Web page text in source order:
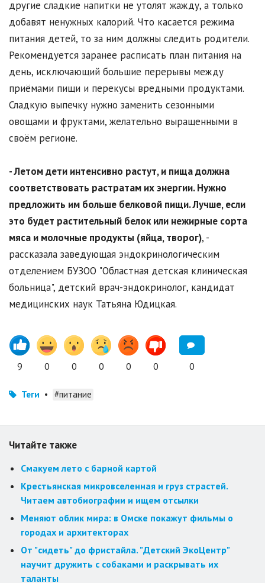
другие сладкие напитки не утолят жажду, а только
добавят ненужных калорий. Что касается режима
питания детей, то за ним должны следить родители.
Рекомендуется заранее расписать план питания на
день, исключающий большие перерывы между
приёмами пищи и перекусы вредными продуктами.
Сладкую выпечку нужно заменить сезонными
овощами и фруктами, желательно выращенными в
своём регионе.
- Летом дети интенсивно растут, и пища должна
соответствовать растратам их энергии. Нужно
предложить им больше белковой пищи. Лучше, если
это будет растительный белок или нежирные сорта
мяса и молочные продукты (яйца, творог), -
рассказала заведующая эндокринологическим
отделением БУЗОО "Областная детская клиническая
больница", детский врач-эндокринолог, кандидат
медицинских наук Татьяна Юдицкая.
9 0 0 0 0 0 0
Теги • #питание
Читайте также
Смакуем лето с барной картой
Крестьянская микровселенная и груз страстей.
Читаем автобиографии и ищем отсылки
Меняют облик мира: в Омске покажут фильмы о
городах и архитекторах
От "сидеть" до фристайла. "Детский ЭкоЦентр"
научит дружить с собаками и раскрывать их
таланты